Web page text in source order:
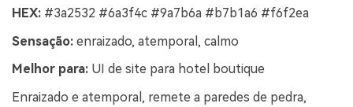
HEX: #3a2532 #6a3f4c #9a7b6a #b7b1a6 #f6f2ea
Sensação: enraizado, atemporal, calmo
Melhor para: UI de site para hotel boutique
Enraizado e atemporal, remete a paredes de pedra,